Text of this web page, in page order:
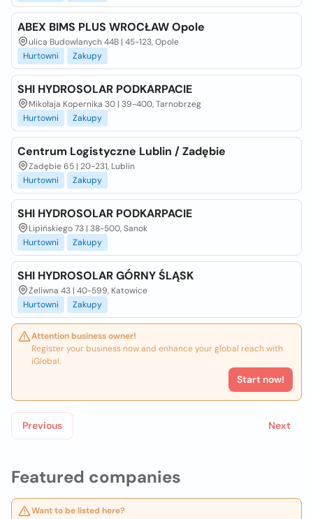
Featured companies
Want to be listed here?
ABEX BIMS PLUS WROCŁAW Opole
ulica Budowlanych 44B | 45-123, Opole
Hurtowni
Zakupy
SHI HYDROSOLAR PODKARPACIE
Mikołaja Kopernika 30 | 39-400, Tarnobrzeg
Hurtowni
Zakupy
Centrum Logistyczne Lublin / Zadębie
Zadębie 65 | 20-231, Lublin
Hurtowni
Zakupy
SHI HYDROSOLAR PODKARPACIE
Lipińskiego 73 | 38-500, Sanok
Hurtowni
Zakupy
SHI HYDROSOLAR GÓRNY ŚLĄSK
Żeliwna 43 | 40-599, Katowice
Hurtowni
Zakupy
Attention business owner!
Register your business now and enhance your global reach with
iGlobal.
Start now!
Previous Next